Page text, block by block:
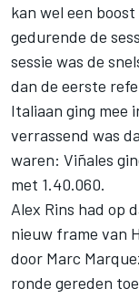
kan wel een
gedurende de
sessie was de
dan de eerste
Italiaan ging mee
verrassend was
waren: Viñales
met 1.40.060.
Alex Rins had op
nieuw frame van
door Marc
ronde gereden